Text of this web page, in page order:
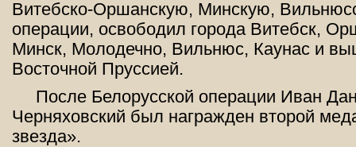
Витебско-Оршанскую, Минскую,
операции, освободил города Витебск,
Минск, Молодечно, Вильнюс, Каунас и
Восточной Пруссией.
После Белорусской операции Иван
Черняховский был награжден второй
звезда».